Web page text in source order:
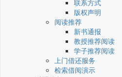
联系方式
版权声明
阅读推荐
新书通报
教授推荐阅读
学子推荐阅读
上门借还服务
检索借阅演示